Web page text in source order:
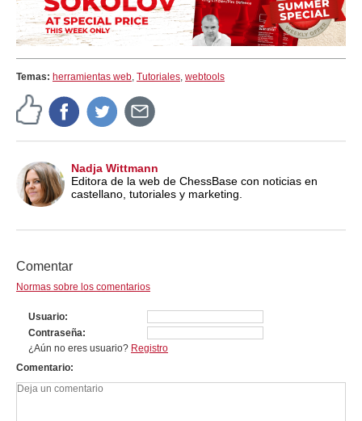
Temas: herramientas web, Tutoriales, webtools
Nadja Wittmann
Editora de la web de ChessBase con noticias en
castellano, tutoriales y marketing.
Comentar
Normas sobre los comentarios
Usuario
Contraseña
¿Aún no eres usuario? Registro
Comentario